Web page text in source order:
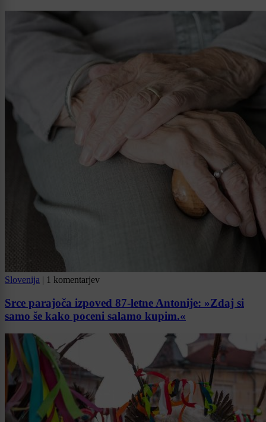
Slovenija | 1 komentarjev
Srce parajoča izpoved 87-letne Antonije: »Zdaj si
samo še kako poceni salamo kupim.«